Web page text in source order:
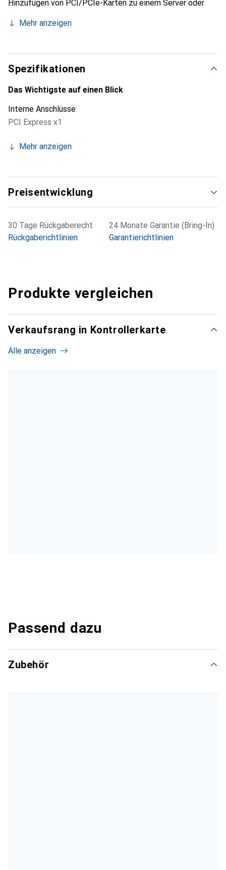
Hinzufügen von PCI/PCIe-Karten zu einem Server oder
zum Wechseln von Karten zwischen Mobil- und Desktop-
Lösung für die Optimierung der E/A-Kapazitäten Ihres
Systems.
Mehr anzeigen
Spezifikationen
Das Wichtigste auf einen Blick
Interne Anschlüsse
PCI Express x1
Mehr anzeigen
Preisentwicklung
30 Tage Rückgaberecht
Rückgaberichtlinien
24 Monate Garantie (Bring-In)
Garantierichtlinien
Produkte vergleichen
Verkaufsrang in Kontrollerkarte
Alle anzeigen
Passend dazu
Zubehör